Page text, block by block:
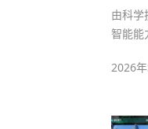
由科学
智能能
2026